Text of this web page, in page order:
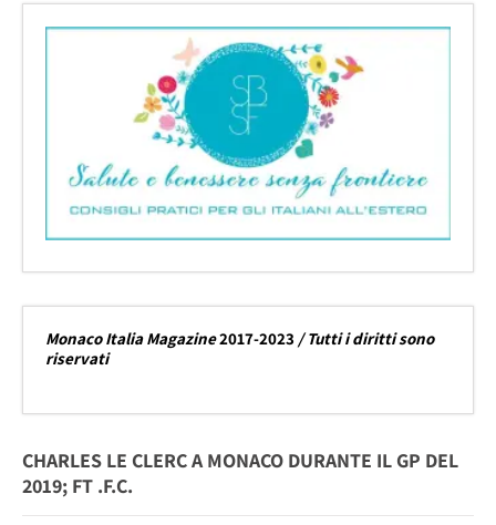
Monaco Italia Magazine2017-2023 / Tutti i diritti sono
riservati
CHARLES LE CLERC A MONACO DURANTE IL GP DEL
2019; FT .F.C.